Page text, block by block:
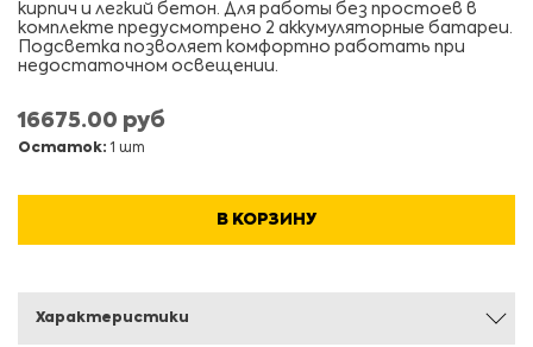
кирпич и легкий бетон. Для работы без простоев в
комплекте предусмотрено 2 аккумуляторные батареи.
Подсветка позволяет комфортно работать при
недостаточном освещении.
16675.00 руб
Остаток: 1 шт
В КОРЗИНУ
Характеристики